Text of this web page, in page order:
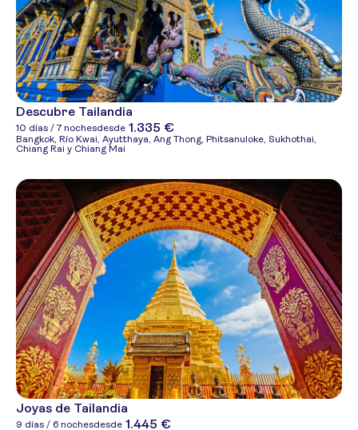
Descubre Tailandia
10 días / 7 nochesdesde 1.335 €
Bangkok, Río Kwai, Ayutthaya, Ang Thong, Phitsanuloke, Sukhothai,
Chiang Rai y Chiang Mai
Joyas de Tailandia
9 días / 6 nochesdesde 1.445 €